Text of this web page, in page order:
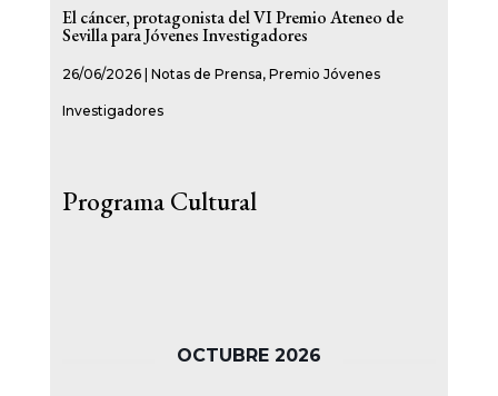
El cáncer, protagonista del VI Premio Ateneo de
Sevilla para Jóvenes Investigadores
26/06/2026| Notas de Prensa, Premio Jóvenes
Investigadores
Programa Cultural
OCTUBRE 2026